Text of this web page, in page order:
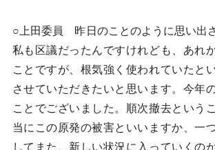
○上田委員 昨日のことのように思い出
私も区議だったんですけれども、あれ
ことですが、根気強く使われていたと
させていただきたいと思います。今年
ことでございました。順次撤去という
当にこの原発の被害といいますか、一
してまた、新しい状況に入っていくの